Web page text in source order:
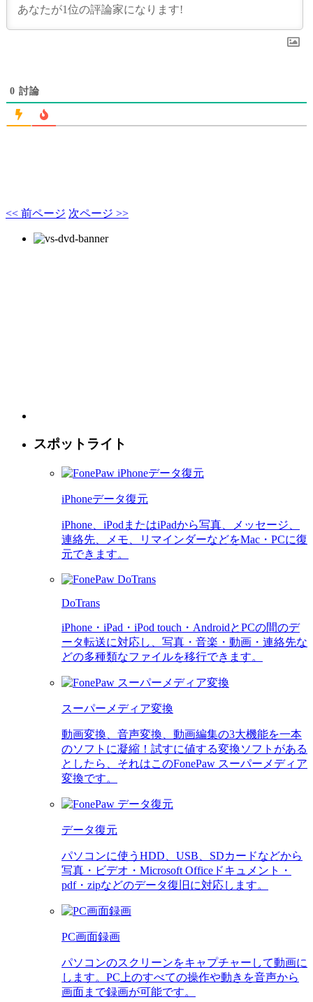
0 討論
<< 前ページ 次ページ >>
スポットライト
iPhoneデータ復元
iPhone、iPodまたはiPadから写真、メッセージ、
連絡先、メモ、リマインダーなどをMac・PCに復
元できます。
DoTrans
iPhone・iPad・iPod touch・AndroidとPCの間のデ
ータ転送に対応し、写真・音楽・動画・連絡先な
どの多種類なファイルを移行できます。
スーパーメディア変換
動画変換、音声変換、動画編集の3大機能を一本
のソフトに凝縮！試すに値する変換ソフトがある
としたら、それはこのFonePaw スーパーメディア
変換です。
データ復元
パソコンに使うHDD、USB、SDカードなどから
写真・ビデオ・Microsoft Officeドキュメント・
pdf・zipなどのデータ復旧に対応します。
PC画面録画
パソコンのスクリーンをキャプチャーして動画に
します。PC上のすべての操作や動きを音声から
画面まで録画が可能です。